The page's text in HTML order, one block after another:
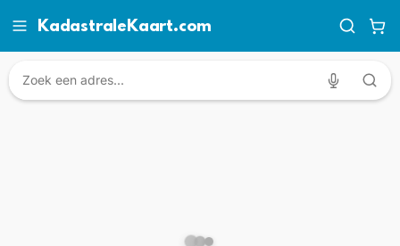
KadastraleKaart.com